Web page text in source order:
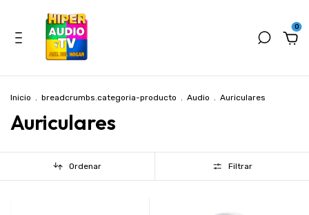
0
Inicio . breadcrumbs.categoria-producto . Audio . Auriculares
Auriculares
Ordenar Filtrar